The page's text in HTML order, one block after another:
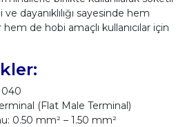
dayanıklılığı sayesinde hem
de hobi amaçlı kullanıcılar için
(Flat Male Terminal)
0.50 mm² – 1.50 mm²